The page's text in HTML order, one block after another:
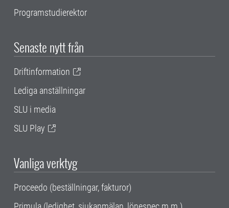
Programstudierektor
Senaste nytt från
Driftinformation
Lediga anställningar
SLU i media
SLU Play
Vanliga verktyg
Proceedo (beställningar, fakturor)